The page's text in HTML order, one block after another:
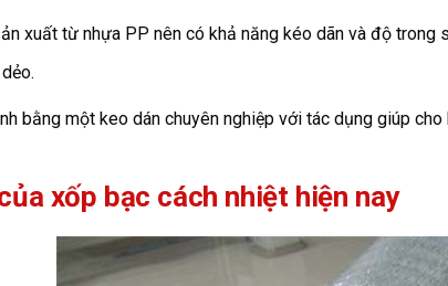
xuất từ nhựa PP nên có khả năng kéo dãn và độ trong
bằng một keo dán chuyên nghiệp với tác dụng giúp
xốp bạc cách nhiệt hiện nay